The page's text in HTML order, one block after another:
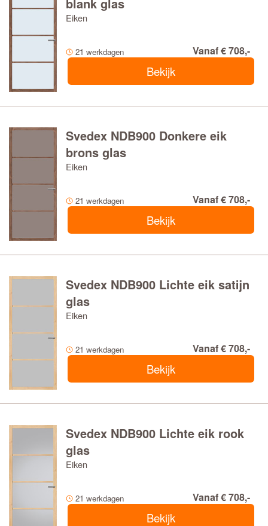
Eiken
21 werkdagen Vanaf € 708,-
Bekijk
Svedex NDB900 Donkere eik
brons glas
Eiken
21 werkdagen Vanaf € 708,-
Bekijk
Svedex NDB900 Lichte eik satijn
glas
Eiken
21 werkdagen Vanaf € 708,-
Bekijk
Svedex NDB900 Lichte eik rook
glas
Eiken
21 werkdagen Vanaf € 708,-
Bekijk